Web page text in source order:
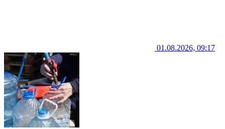
01.08.2026, 09:17